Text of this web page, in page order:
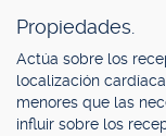
Propiedades.
Actúa sobre los
localización
menores que las
influir sobre los